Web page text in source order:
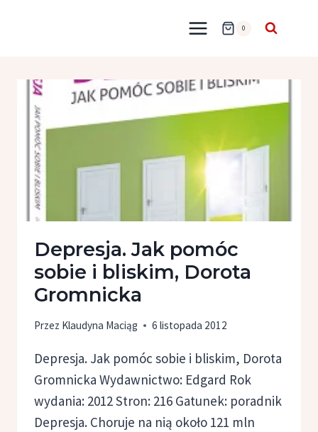
0
Depresja. Jak pomóc
sobie i bliskim, Dorota
Gromnicka
Przez Klaudyna Maciąg 6 listopada 2012
Depresja. Jak pomóc sobie i bliskim, Dorota
Gromnicka Wydawnictwo: Edgard Rok
wydania: 2012 Stron: 216 Gatunek: poradnik
Depresja. Choruje na nią około 121 mln